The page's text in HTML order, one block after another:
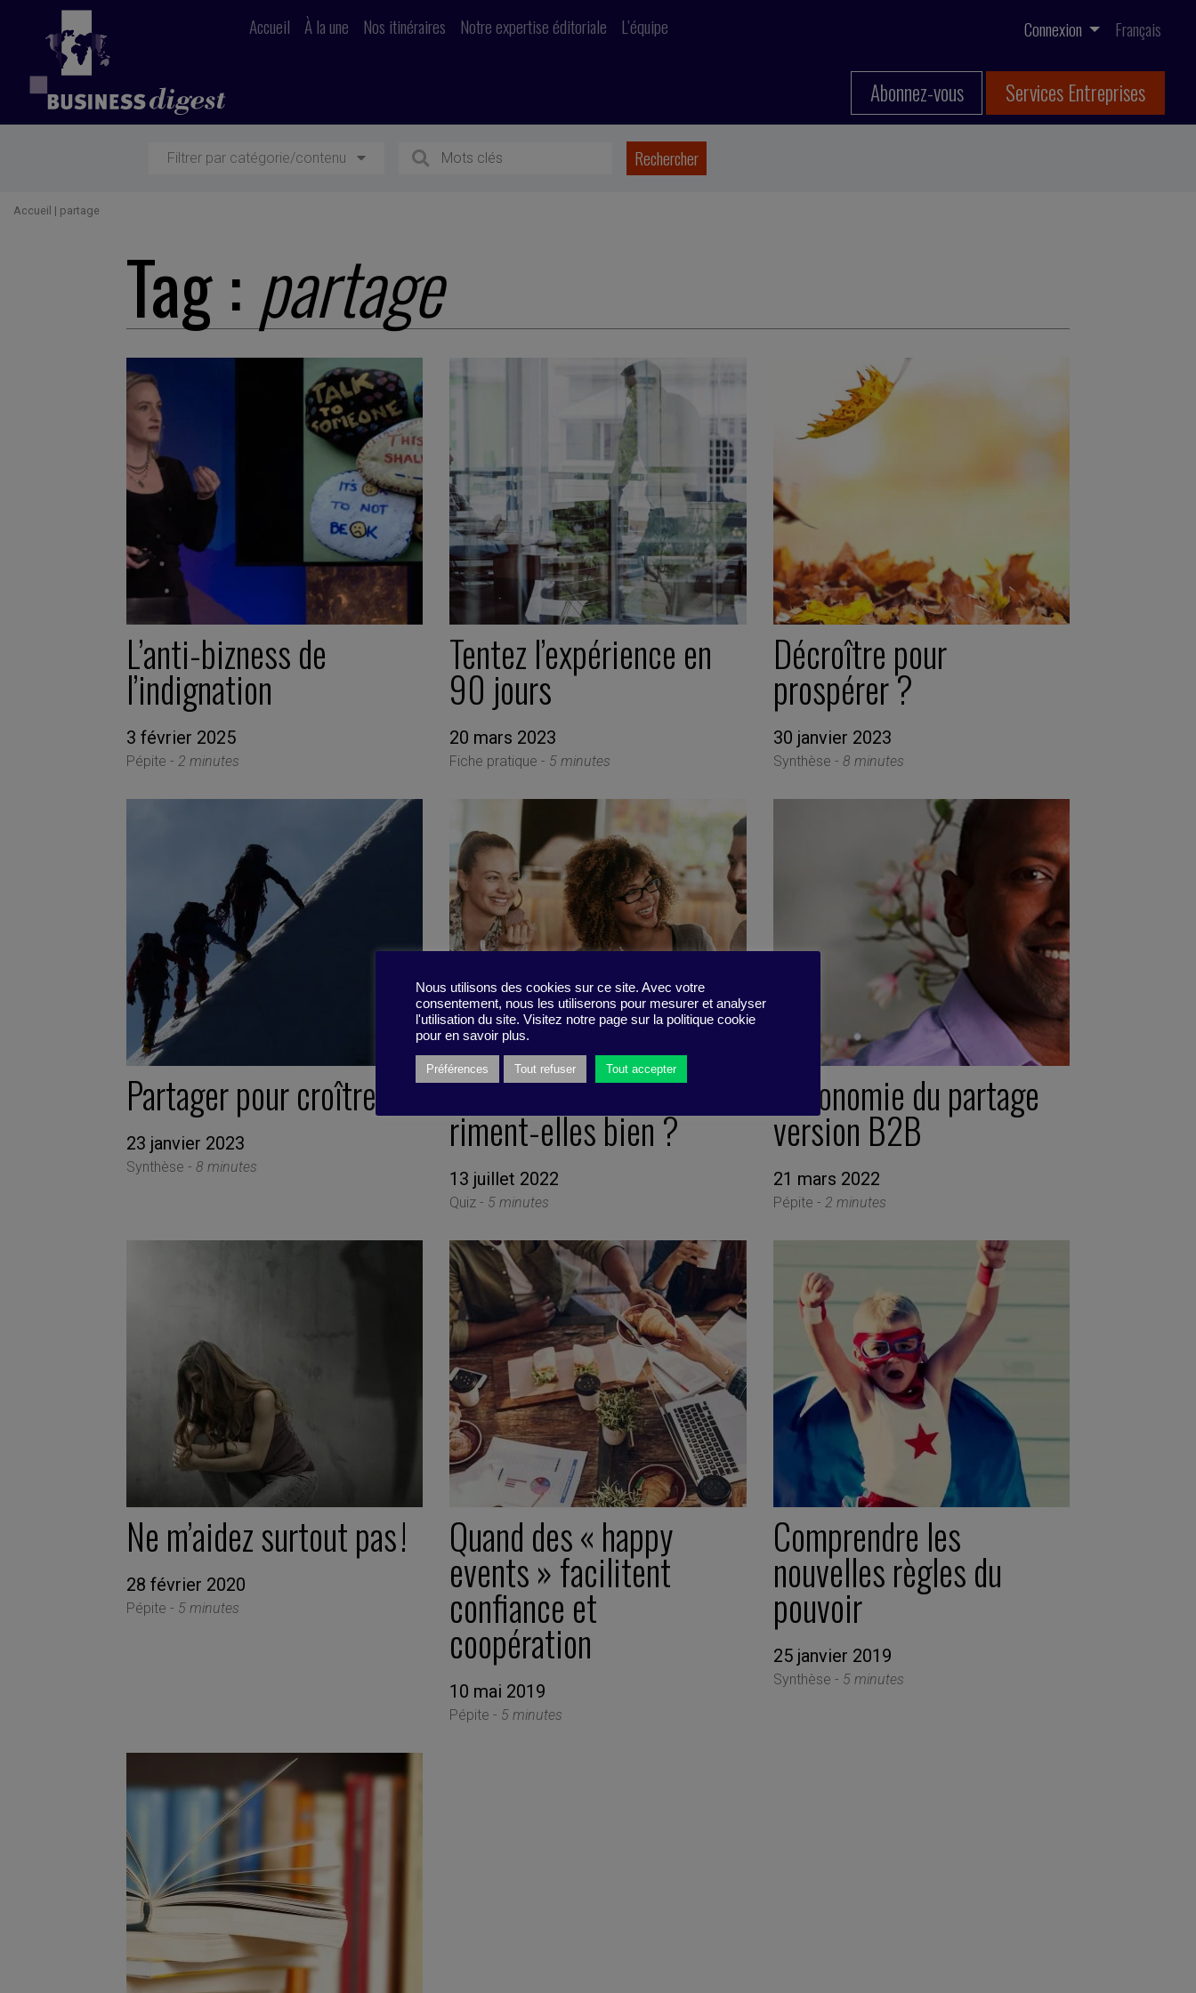
Accueil À la une Nos itinéraires Notre expertise éditoriale L’équipe Connexion Français
Abonnez-vous Services Entreprises
Filtrer par catégorie/contenu
Accueil | partage
Tag : partage
L’anti-bizness de
l’indignation
3 février 2025
Pépite - 2 minutes
Tentez l’expérience en
90 jours
20 mars 2023
Fiche pratique - 5 minutes
Décroître pour
prospérer ?
30 janvier 2023
Synthèse - 8 minutes
Partager pour croître ?
23 janvier 2023
Synthèse - 8 minutes
Convivialité et efficacité
riment-elles bien ?
13 juillet 2022
Quiz - 5 minutes
L’économie du partage
version B2B
21 mars 2022
Pépite - 2 minutes
Ne m’aidez surtout pas !
28 février 2020
Pépite - 5 minutes
Quand des « happy
events » facilitent
confiance et
coopération
10 mai 2019
Pépite - 5 minutes
Comprendre les
nouvelles règles du
pouvoir
25 janvier 2019
Synthèse - 5 minutes
Nous utilisons des cookies sur ce site. Avec votre
consentement, nous les utiliserons pour mesurer et analyser
l'utilisation du site. Visitez notre page sur la politique cookie
pour en savoir plus.
Préférences Tout refuser Tout accepter